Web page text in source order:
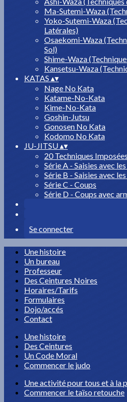
Ma-Sutemi-Waza
Yoko-Sutemi-Waza
Latérales)
Osaekomi-Waza
Sol)
Shime-Waza
Kansetsu-Waza
KATAS ▴▾
Nage No Kata
Katame-No-Kata
Kime-No-Kata
Goshin-Jutsu
Gonosen No Kata
Kodomo No Kata
JU-JITSU▴▾
20 Techniques Imposées
Série A - Saisies avec
Série B - Saisies avec
Série C - Coups
Série D - Coups avec
Se connecter
Une histoire
Un bureau
Professeur
Des Ceintures Noires
Horaires/Tarifs
Formulaires
Dojo/accés
Contact
Une histoire
Des Ceintures
Un Code Moral
Commencer le judo
Une activité pour tous et à la
Commencer le taïso retouche